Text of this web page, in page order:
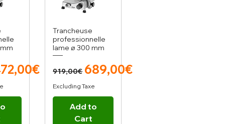
Price
Price
Trancheuse
professionnelle
lame ø 300 mm
Regular Price
919,00€ Sale Price
689,00€
Excluding Taxe
Add to
Cart